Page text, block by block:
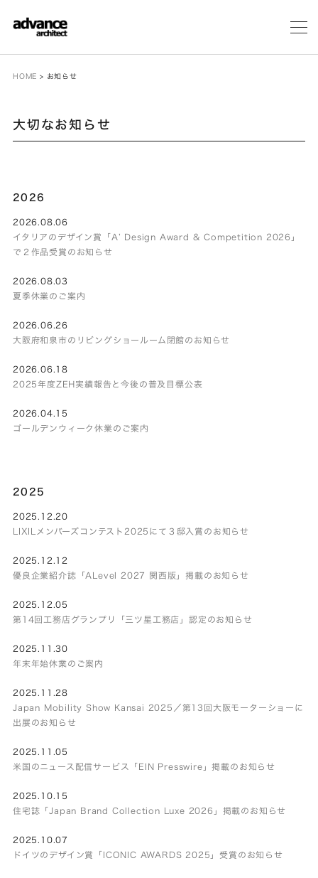
メ
HOME > お知らせ
大切なお知らせ
2026
2026.08.06
イタリアのデザイン賞「A’ Design Award & Competition 2026」
で２作品受賞のお知らせ
2026.08.03
夏季休業のご案内
2026.06.26
大阪府和泉市のリビングショールーム閉館のお知らせ
2026.06.18
2025年度ZEH実績報告と今後の普及目標公表
2026.04.15
ゴールデンウィーク休業のご案内
2025
2025.12.20
LIXILメンバーズコンテスト2025にて３邸入賞のお知らせ
2025.12.12
優良企業紹介誌「ALevel 2027 関西版」掲載のお知らせ
2025.12.05
第14回工務店グランプリ「三ツ星工務店」認定のお知らせ
2025.11.30
年末年始休業のご案内
2025.11.28
Japan Mobility Show Kansai 2025／第13回大阪モーターショーに
出展のお知らせ
2025.11.05
米国のニュース配信サービス「EIN Presswire」掲載のお知らせ
2025.10.15
住宅誌「Japan Brand Collection Luxe 2026」掲載のお知らせ
2025.10.07
ドイツのデザイン賞「ICONIC AWARDS 2025」受賞のお知らせ